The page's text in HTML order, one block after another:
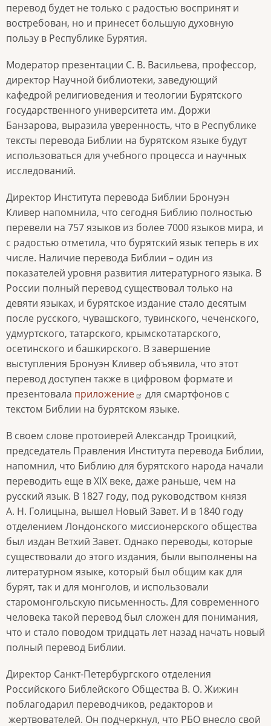
перевод будет не только с радостью воспринят и
востребован, но и принесет большую духовную
пользу в Республике Бурятия.
Модератор презентации С. В. Васильева, профессор,
директор Научной библиотеки, заведующий
кафедрой религиоведения и теологии Бурятского
государственного университета им. Доржи
Банзарова, выразила уверенность, что в Республике
тексты перевода Библии на бурятском языке будут
использоваться для учебного процесса и научных
исследований.
Директор Института перевода Библии Бронуэн
Кливер напомнила, что сегодня Библию полностью
перевели на 757 языков из более 7000 языков мира, и
с радостью отметила, что бурятский язык теперь в их
числе. Наличие перевода Библии – один из
показателей уровня развития литературного языка. В
России полный перевод существовал только на
девяти языках, и бурятское издание стало десятым
после русского, чувашского, тувинского, чеченского,
удмуртского, татарского, крымскотатарского,
осетинского и башкирского. В завершение
выступления Бронуэн Кливер объявила, что этот
перевод доступен также в цифровом формате и
презентовала приложение
для смартфонов с
текстом Библии на бурятском языке.
В своем слове протоиерей Александр Троицкий,
председатель Правления Института перевода Библии,
напомнил, что Библию для бурятского народа начали
переводить еще в XIX веке, даже раньше, чем на
русский язык. В 1827 году, под руководством князя
А. Н. Голицына, вышел Новый Завет. И в 1840 году
отделением Лондонского миссионерского общества
был издан Ветхий Завет. Однако переводы, которые
существовали до этого издания, были выполнены на
литературном языке, который был общим как для
бурят, так и для монголов, и использовали
старомонгольскую письменность. Для современного
человека такой перевод был сложен для понимания,
что и стало поводом тридцать лет назад начать новый
полный перевод Библии.
Директор Санкт-Петербургского отделения
Российского Библейского Общества В. О. Жижин
поблагодарил переводчиков, редакторов и
жертвователей. Он подчеркнул, что РБО внесло свой